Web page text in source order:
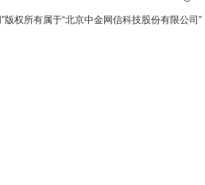
”版权所有属于“北京中金网信科技股份有限公司